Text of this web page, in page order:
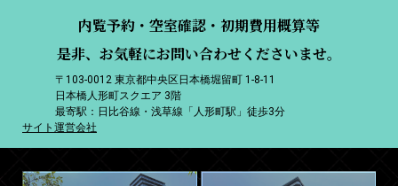
内覧予約・空室確認・初期費用概算等
是非、お気軽にお問い合わせくださいませ。
〒103-0012 東京都中央区日本橋堀留町 1-8-11
日本橋人形町スクエア 3階
最寄駅：日比谷線・浅草線「人形町駅」徒歩3分
サイト運営会社